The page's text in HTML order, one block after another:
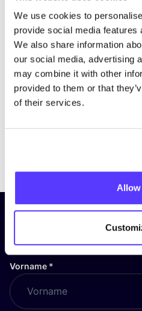
We use cookies to
provide social media features
We also share information
our social media, advertising
may combine it with other
provided to them or that
of their services.
Allow
Abonniere
und bleibe auf
Vorname *